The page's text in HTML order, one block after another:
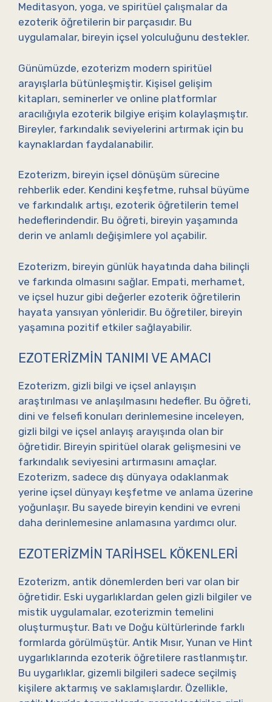
Meditasyon, yoga, ve spiritüel çalışmalar da
ezoterik öğretilerin bir parçasıdır. Bu
uygulamalar, bireyin içsel yolculuğunu destekler.
Günümüzde, ezoterizm modern spiritüel
arayışlarla bütünleşmiştir. Kişisel gelişim
kitapları, seminerler ve online platformlar
aracılığıyla ezoterik bilgiye erişim kolaylaşmıştır.
Bireyler, farkındalık seviyelerini artırmak için bu
kaynaklardan faydalanabilir.
Ezoterizm, bireyin içsel dönüşüm sürecine
rehberlik eder. Kendini keşfetme, ruhsal büyüme
ve farkındalık artışı, ezoterik öğretilerin temel
hedeflerindendir. Bu öğreti, bireyin yaşamında
derin ve anlamlı değişimlere yol açabilir.
Ezoterizm, bireyin günlük hayatında daha bilinçli
ve farkında olmasını sağlar. Empati, merhamet,
ve içsel huzur gibi değerler ezoterik öğretilerin
hayata yansıyan yönleridir. Bu öğretiler, bireyin
yaşamına pozitif etkiler sağlayabilir.
EZOTERIZMIN TANIMI VE AMACI
Ezoterizm, gizli bilgi ve içsel anlayışın
araştırılması ve anlaşılmasını hedefler. Bu öğreti,
dini ve felsefi konuları derinlemesine inceleyen,
gizli bilgi ve içsel anlayış arayışında olan bir
öğretidir. Bireyin spiritüel olarak gelişmesini ve
farkındalık seviyesini artırmasını amaçlar.
Ezoterizm, sadece dış dünyaya odaklanmak
yerine içsel dünyayı keşfetme ve anlama üzerine
yoğunlaşır. Bu sayede bireyin kendini ve evreni
daha derinlemesine anlamasına yardımcı olur.
EZOTERIZMIN TARIHSEL KÖKENLERI
Ezoterizm, antik dönemlerden beri var olan bir
öğretidir. Eski uygarlıklardan gelen gizli bilgiler ve
mistik uygulamalar, ezoterizmin temelini
oluşturmuştur. Batı ve Doğu kültürlerinde farklı
formlarda görülmüştür. Antik Mısır, Yunan ve Hint
uygarlıklarında ezoterik öğretilere rastlanmıştır.
Bu uygarlıklar, gizemli bilgileri sadece seçilmiş
kişilere aktarmış ve saklamışlardır. Özellikle,